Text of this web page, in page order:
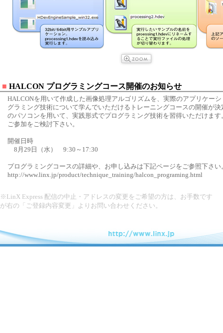
■ HALCON プログラミングコース開催のお知らせ
HALCONを用いて作成した画像処理アルゴリズムを、実際のアプリケー
グラミング技術について学んでいただけるトレーニングコースの開催が
のパソコンを用いて、実践形式でプログラミング技術を習得いただけま
ご参加をご検討下さい。
開催日時
8月29日（水） 9:30～17:30
プログラミングコースの詳細や、お申し込みは下記ページをご参照下さい
http://www.linx.jp/product/technique_training/halcon_programing.html
※LinX Express 配信の中止・アドレスの変更をご希望の方は、お手数です
が右の「ご登録内容変更」よりお問い合わせください。